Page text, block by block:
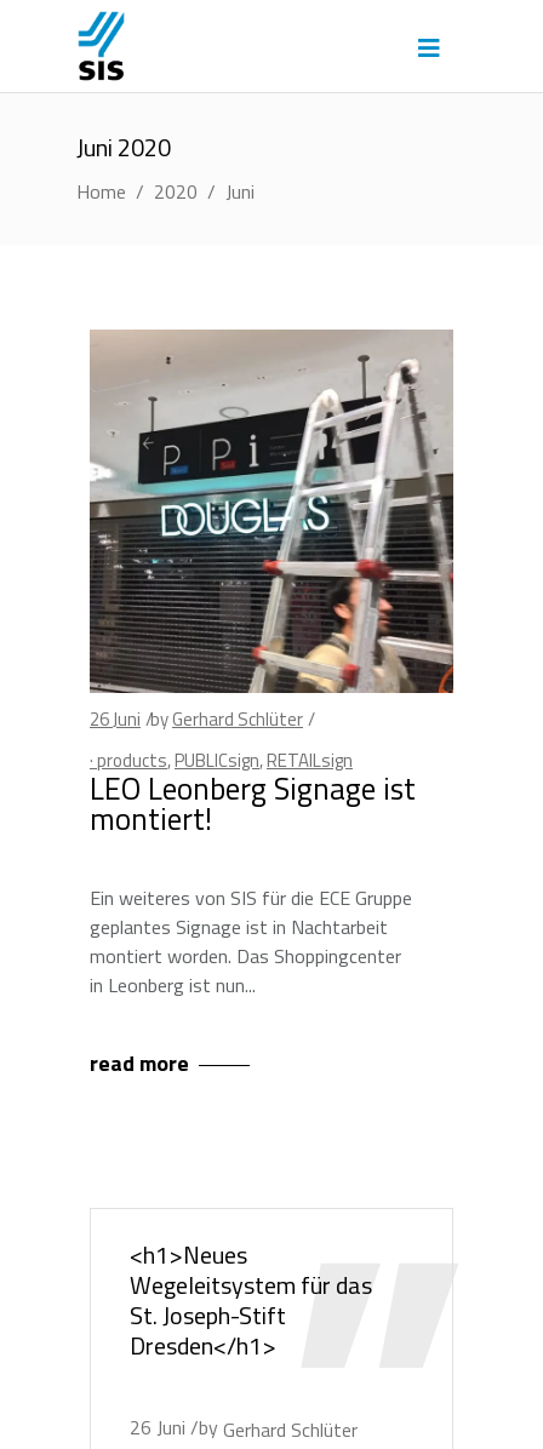
Juni 2020
Home / 2020 / Juni
26Juni byGerhard Schlüter
· products,PUBLICsign,RETAILsign
LEO Leonberg Signage ist
montiert!
Ein weiteres von SIS für die ECE Gruppe
geplantes Signage ist in Nachtarbeit
montiert worden. Das Shoppingcenter
in Leonberg ist nun
read more
<h1>Neues
Wegeleitsystem für das
St. Joseph-Stift
Dresden</h1>
26 Juni byGerhard Schlüter